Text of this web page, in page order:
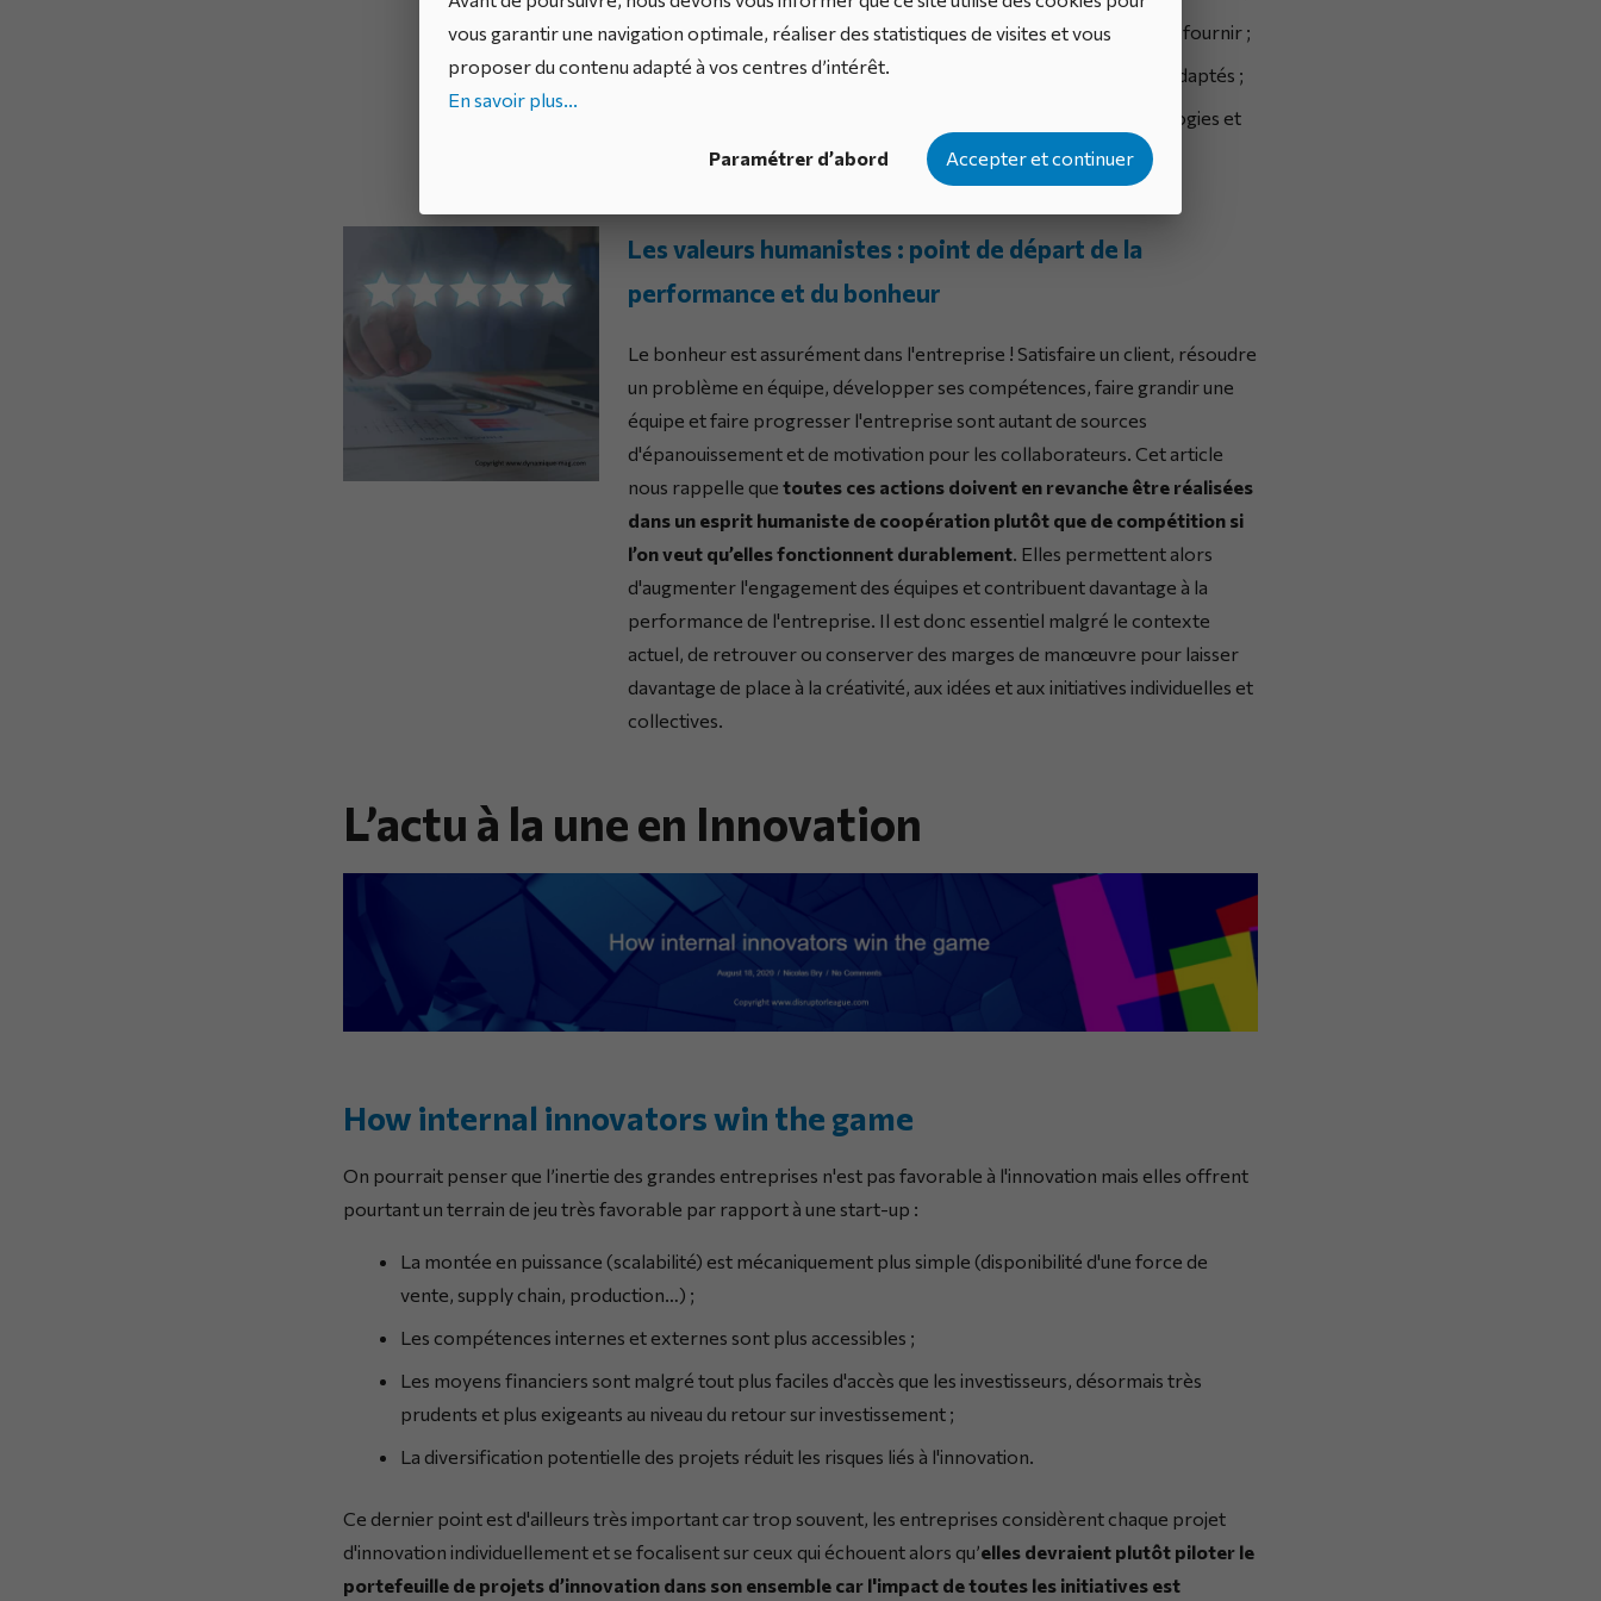
vous garantir une navigation optimale, réaliser des statistiques de visites et vous
proposer du contenu adapté à vos centres d’intérêt.
En savoir plus...
Paramétrer d’abord Accepter et continuer
Les rituelsavec le management pour soutenir les efforts à fournir ;
Les outils, méthodes & bonnes pratiques
parfaitement adaptés ;
pour intégrer les nouvelles technologies et
les nouveaux usages.
Les valeurs humanistes : point de départ de la
performance et du bonheur
Le bonheur est assurément dans l'entreprise ! Satisfaire un client, résoudre
un problème en équipe, développer ses compétences, faire grandir une
équipe et faire progresser l'entreprise sont autant de sources
d'épanouissement et de motivation pour les collaborateurs. Cet article
nous rappelle quetoutes ces actions doivent en revanche être réalisées
dans un esprit humaniste de coopération plutôt que de compétition si
l’on veut qu’elles fonctionnent durablement. Elles permettent alors
d'augmenter l'engagement des équipes et contribuent davantage à la
performance de l'entreprise. Il est donc essentiel malgré le contexte
actuel, de retrouver ou conserver des marges de manœuvre pour laisser
davantage de place à la créativité, aux idées et aux initiatives individuelles et
collectives.
L’actu à la une en Innovation
How internal innovators win the game
On pourrait penser que l’inertie des grandes entreprises n'est pas favorable à l'innovation mais elles offrent
pourtant un terrain de jeu très favorable par rapport à une start-up :
La montée en puissance (scalabilité) est mécaniquement plus simple (disponibilité d'une force de
vente, supply chain, production…) ;
Les compétences internes et externes sont plus accessibles ;
Les moyens financiers sont malgré tout plus faciles d'accès que les investisseurs, désormais très
prudents et plus exigeants au niveau du retour sur investissement ;
La diversification potentielle des projets réduit les risques liés à l'innovation.
Ce dernier point est d'ailleurs très important car trop souvent, les entreprises considèrent chaque projet
d'innovation individuellement et se focalisent sur ceux qui échouent alors qu’elles devraient plutôt piloter le
portefeuille de projets d’innovation dans son ensemble car l'impact de toutes les initiatives est